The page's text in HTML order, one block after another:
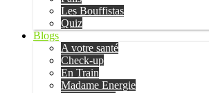
Les Bouffistas
Quiz
Blogs
A votre santé
Check-up
En Train
Madame Energie